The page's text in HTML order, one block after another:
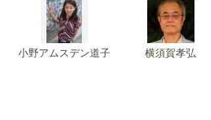
小野アムスデン道子 横須賀孝弘